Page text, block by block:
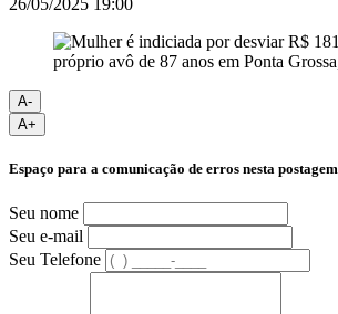
A-
A+
Espaço para a comunicação de erros nesta postagem
Seu nome
Seu e-mail
Seu Telefone